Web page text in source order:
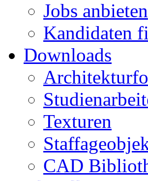
Jobs anbieten
Kandidaten
Downloads
Texturen
CAD